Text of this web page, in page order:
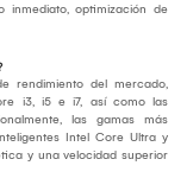
inmediato, optimización de
rendimiento del mercado,
i3, i5 e i7, así como las
las gamas más
Intel Core Ultra y
y una velocidad superior